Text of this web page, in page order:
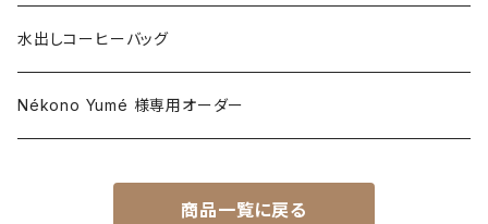
ラテンアメリカ
アフリカ
ラテンアメリカ
アソート
ラテンアメリカ
アジア・パシフィック
水出しコーヒーバッグ
Nékono Yumé 様専用オーダー
商品一覧に戻る